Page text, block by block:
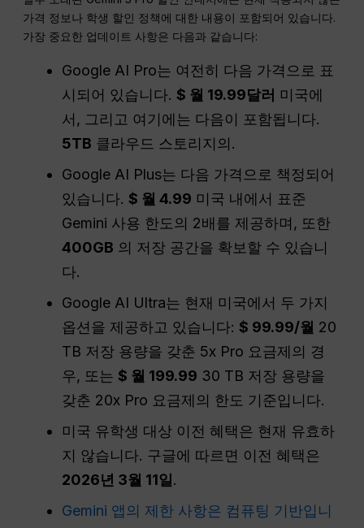
가격 정보나 학생 할인 정책에 대한 내용이 포함되어 있습니다.
가장 중요한 업데이트 사항은 다음과 같습니다:
Google AI Pro는 여전히 다음 가격으로 표
시되어 있습니다.$ 월 19.99달러 미국에
서, 그리고 여기에는 다음이 포함됩니다.
5TB 클라우드 스토리지의.
Google AI Plus는 다음 가격으로 책정되어
있습니다.$ 월 4.99 미국 내에서 표준
Gemini 사용 한도의 2배를 제공하며, 또한
400GB 의 저장 공간을 확보할 수 있습니
다.
Google AI Ultra는 현재 미국에서 두 가지
옵션을 제공하고 있습니다:$ 99.99/월 20
TB 저장 용량을 갖춘 5x Pro 요금제의 경
우, 또는$ 월 199.99 30 TB 저장 용량을
갖춘 20x Pro 요금제의 한도 기준입니다.
미국 유학생 대상 이전 혜택은 현재 유효하
지 않습니다. 구글에 따르면 이전 혜택은
2026년 3월 11일.
Gemini 앱의 제한 사항은 컴퓨팅 기반입니